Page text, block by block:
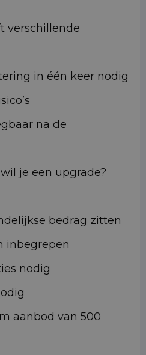
verschillende
in één keer nodig
na de
je een upgrade?
bedrag zitten
inbegrepen
nodig
aanbod van 500